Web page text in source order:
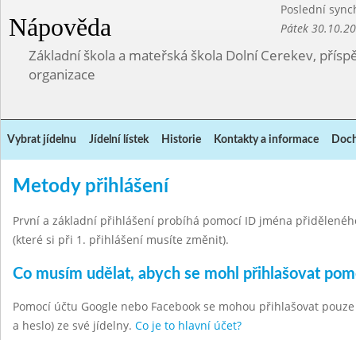
Nápověda
Poslední
Pátek
Základní škola a mateřská škola Dolní Cerekev,
organizace
Vybrat jídelnu Jídelní lístek Historie Kontakty a informace
Metody přihlášení
První a základní přihlášení probíhá pomocí ID jména
(které si při 1. přihlášení musíte změnit).
Co musím udělat, abych se mohl přihlašovat
Pomocí účtu Google nebo Facebook se mohou přihlašovat
a heslo) ze své jídelny. Co je to hlavní účet?